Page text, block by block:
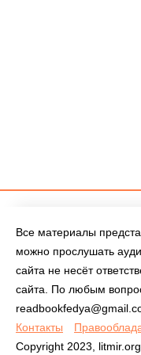
Все материалы
можно прослушать
сайта не несёт
сайта. По любым
Контакты
Copyright 2023, litmir.org